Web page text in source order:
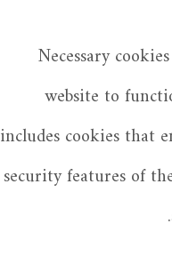
Necessary
website to
includes cookies that
security features of